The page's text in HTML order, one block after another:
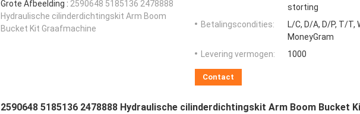
Grote Afbeelding : 2590648 5185136 2478888
Hydraulische cilinderdichtingskit Arm Boom
Bucket Kit Graafmachine
storting
Betalingscondities:
L/C, D/A, D/P, T/T,
MoneyGram
Levering vermogen:
1000
Contact
2590648 5185136 2478888 Hydraulische cilinderdichtingskit Arm Boom Bucket